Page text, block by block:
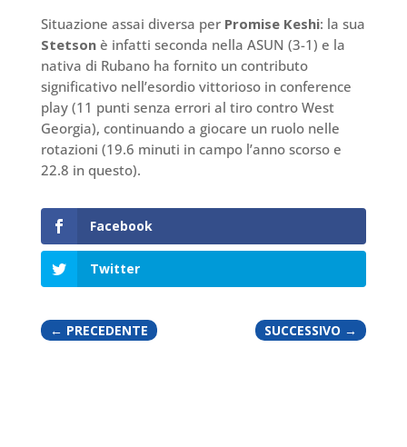
Situazione assai diversa per Promise Keshi: la sua
Stetson è infatti seconda nella ASUN (3-1) e la
nativa di Rubano ha fornito un contributo
significativo nell’esordio vittorioso in conference
play (11 punti senza errori al tiro contro West
Georgia), continuando a giocare un ruolo nelle
rotazioni (19.6 minuti in campo l’anno scorso e
22.8 in questo).
Facebook
Twitter
← PRECEDENTE SUCCESSIVO →